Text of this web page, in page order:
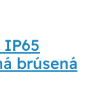
IP65
brúsená